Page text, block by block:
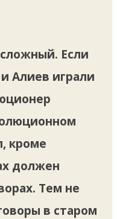
Если
Алиев играли
кроме
должен
Тем не
в старом